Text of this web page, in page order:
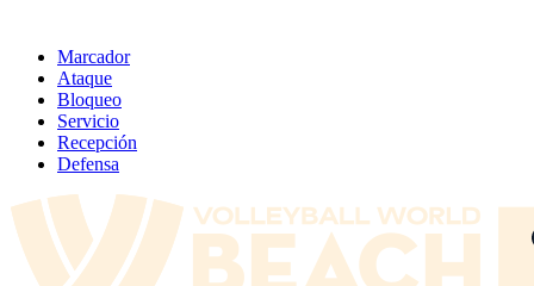
Marcador
Ataque
Bloqueo
Servicio
Recepción
Defensa